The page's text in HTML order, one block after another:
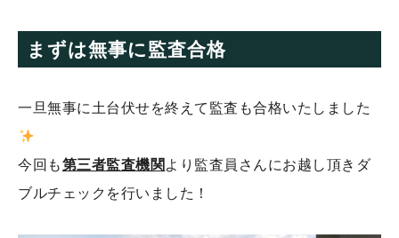
まずは無事に監査合格
一旦無事に土台伏せを終えて監査も合格いたしました
今回も第三者監査機関 より監査員さんにお越し頂きダ
ブルチェックを行いました！